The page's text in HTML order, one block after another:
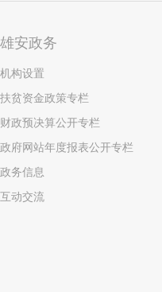
雄安政务
机构设置
扶贫资金政策专栏
财政预决算公开专栏
政府网站年度报表公开专栏
政务信息
互动交流